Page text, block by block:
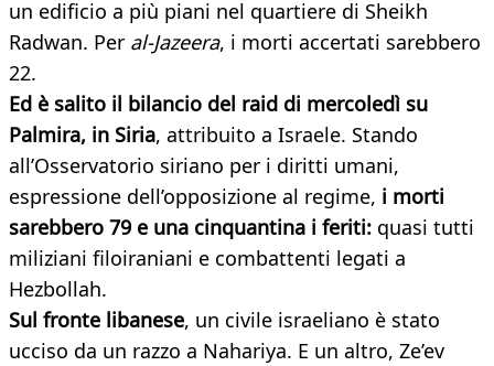
un edificio a più piani nel quartiere di Sheikh
Radwan. Per al-Jazeera, i morti accertati sarebbero
22.
Ed è salito il bilancio del raid di mercoledì su
Palmira, in Siria, attribuito a Israele. Stando
all’Osservatorio siriano per i diritti umani,
espressione dell’opposizione al regime, i morti
sarebbero 79 e una cinquantina i feriti: quasi tutti
miliziani filoiraniani e combattenti legati a
Hezbollah.
Sul fronte libanese, un civile israeliano è stato
ucciso da un razzo a Nahariya. E un altro, Ze’ev